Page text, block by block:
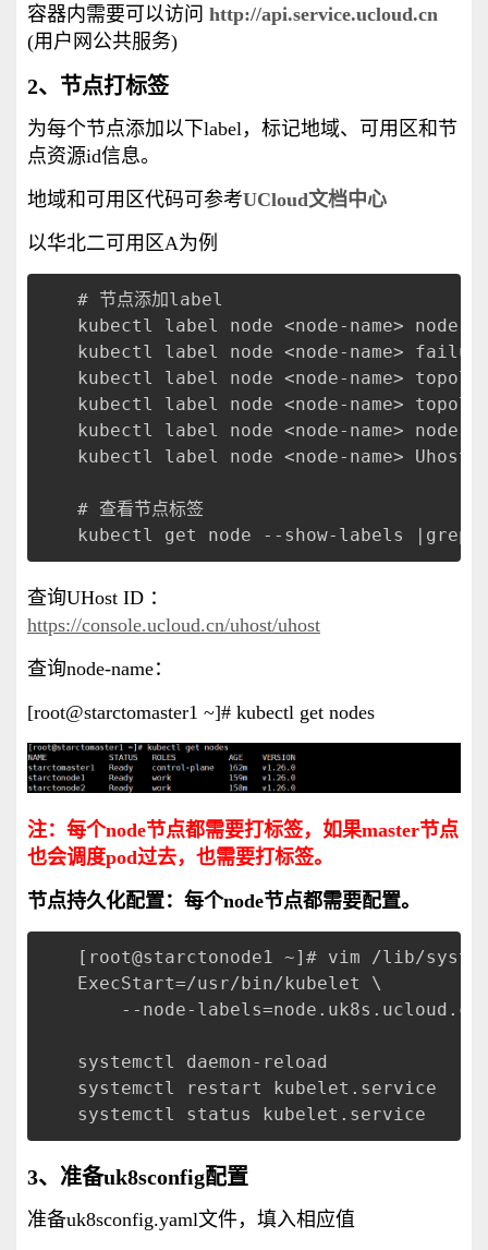
容器内需要可以访问 http://api.service.ucloud.cn
(用户网公共服务)
2、节点打标签
为每个节点添加以下label，标记地域、可用区和节
点资源id信息。
地域和可用区代码可参考UCloud文档中心
以华北二可用区A为例
# 节点添加label
kubectl label node <node-name>
kubectl label node <node-name>
kubectl label node <node-name>
kubectl label node <node-name>
kubectl label node <node-name>
kubectl label node <node-name>
# 查看节点标签
kubectl get node --show-labels |grep
查询UHost ID ：
https://console.ucloud.cn/uhost/uhost
查询node-name：
[root@starctomaster1 ~]# kubectl get nodes
注：每个node节点都需要打标签，如果master节点
也会调度pod过去，也需要打标签。
节点持久化配置：每个node节点都需要配置。
[root@starctonode1 ~]# vim /lib/
ExecStart=/usr/bin/kubelet \
--node-labels=node.uk8s.ucloud.cn/
systemctl daemon-reload
systemctl restart kubelet.service
systemctl status kubelet.service
3、准备uk8sconfig配置
准备uk8sconfig.yaml文件，填入相应值